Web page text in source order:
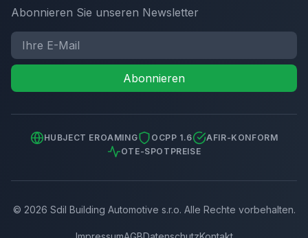
Abonnieren Sie unseren Newsletter
Abonnieren
HUBJECT EROAMING OCPP 1.6
AFIR-KONFORM
OTE-SPOTPREISE
© 2026 Sdil Building Automotive s.r.o. Alle Rechte vorbehalten.